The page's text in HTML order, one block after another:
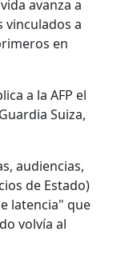
avanza a
vinculados a
en
a la AFP el
Suiza,
audiencias,
de Estado)
latencia" que
volvía al